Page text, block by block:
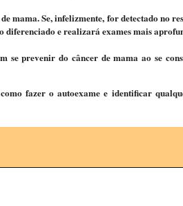
mama. Se, infelizmente, for detectado no
e realizará exames mais
se prevenir do câncer de mama ao se
fazer o autoexame e identificar